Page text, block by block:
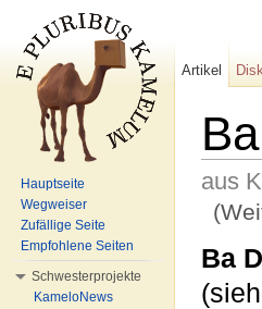
aus
Ba
Artikel
Hauptseite
Wegweiser
Zufällige Seite
Empfohlene Seiten
Schwesterprojekte
KameloNews